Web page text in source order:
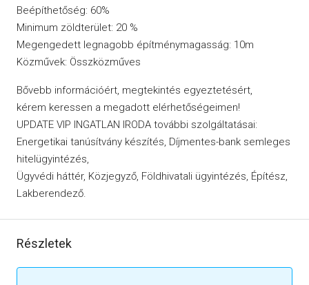
Beépíthetőség: 60%
Minimum zöldterület: 20 %
Megengedett legnagobb építménymagasság: 10m
Közművek: Összközműves
Bővebb információért, megtekintés egyeztetésért,
kérem keressen a megadott elérhetőségeimen!
UPDATE VIP INGATLAN IRODA további szolgáltatásai:
Energetikai tanúsítvány készítés, Díjmentes-bank semleges
hitelügyintézés,
Ügyvédi háttér, Közjegyző, Földhivatali ügyintézés, Építész,
Lakberendező.
Részletek